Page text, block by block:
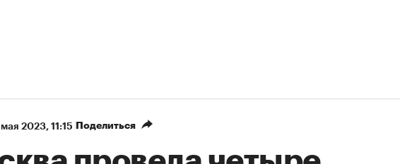
2023, 11:15 Поделиться